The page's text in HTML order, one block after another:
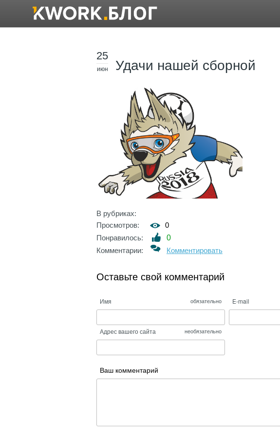
25
июн Удачи нашей сборной
В рубриках:
Просмотров:
0
Понравилось:
0
Комментарии:
Комментировать
Оставьте свой комментарий
Имя обязательно E-mail
Адрес вашего сайта необязательно
Ваш комментарий